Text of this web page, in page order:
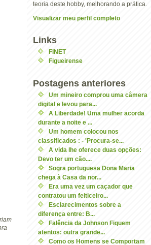
teoria deste hobby, melhorando a prática.
Visualizar meu perfil completo
Links
FINET
Figueirense
Postagens anteriores
Um mineiro comprou uma câmera
digital e levou para...
A Liberdade! Uma mulher acorda
durante a noite e ...
Um homem colocou nos
classificados : - 'Procura-se...
A vida lhe oferece duas opções:
Devo ter um cão....
Sogra portuguesa Dona Maria
chega à Casa da nor...
Era uma vez um caçador que
contratou um feiticeiro...
Esclarecimentos sobre a
diferença entre: B...
Falência da Johnson Fiquem
atentos: outra grande...
Como os Homens se Comportam